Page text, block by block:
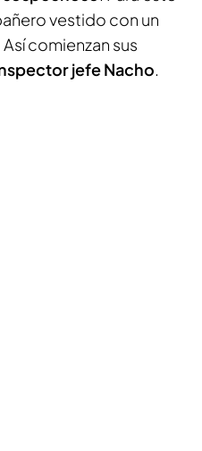
vestido con un
comienzan sus
jefe Nacho.